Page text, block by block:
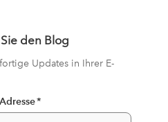
den Blog
Updates in Ihrer E-
*